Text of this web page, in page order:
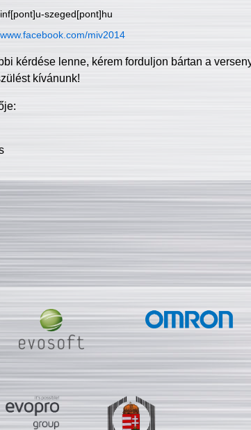
szeged[pont]hu
miv2014
kérdése lenne, kérem forduljon bártan a
kívánunk!